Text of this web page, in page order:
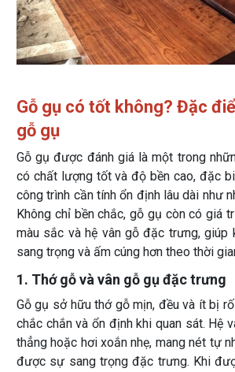
Gỗ gụ có tốt không? Đặc
gỗ gụ
Gỗ gụ được đánh giá là một trong
có chất lượng tốt và độ bền cao, đặc
công trình cần tính ổn định lâu dài như
Không chỉ bền chắc, gỗ gụ còn có giá
màu sắc và hệ vân gỗ đặc trưng, giúp
sang trọng và ấm cúng hơn theo thời
1. Thớ gỗ và vân gỗ gụ đặc trưng
Gỗ gụ sở hữu thớ gỗ mịn, đều và ít bị
chắc chắn và ổn định khi quan sát. Hệ
thẳng hoặc hơi xoắn nhẹ, mang nét tự
được sự sang trọng đặc trưng. Khi